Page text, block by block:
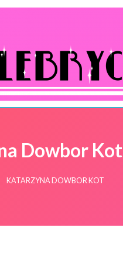
Dowbor Kot
KATARZYNA DOWBOR KOT